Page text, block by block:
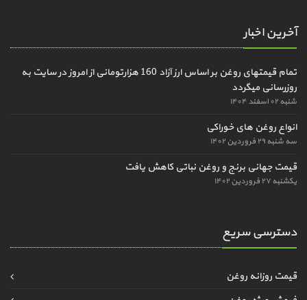
آخرین اخبار
تمام قیمتهای روغن بر اساس ارز آزاد 160 هزارتومانی از امروز در سایت به
روزرسانی میگردد
شنبه ۰۲ اسفند ۱۴۰۴
انواع روغن های خوراکی
سه شنبه ۲۹ فروردین ۱۴۰۲
قیمت جهانی برنج و روغن نباتی کاهش یافت
یکشنبه ۲۷ فروردین ۱۴۰۲
دسترسی سریع
قیمت روزانه روغن